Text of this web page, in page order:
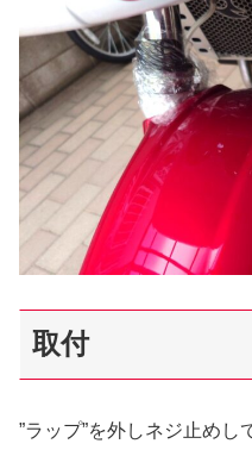
取付
”ラップ”を外しネジ止めし